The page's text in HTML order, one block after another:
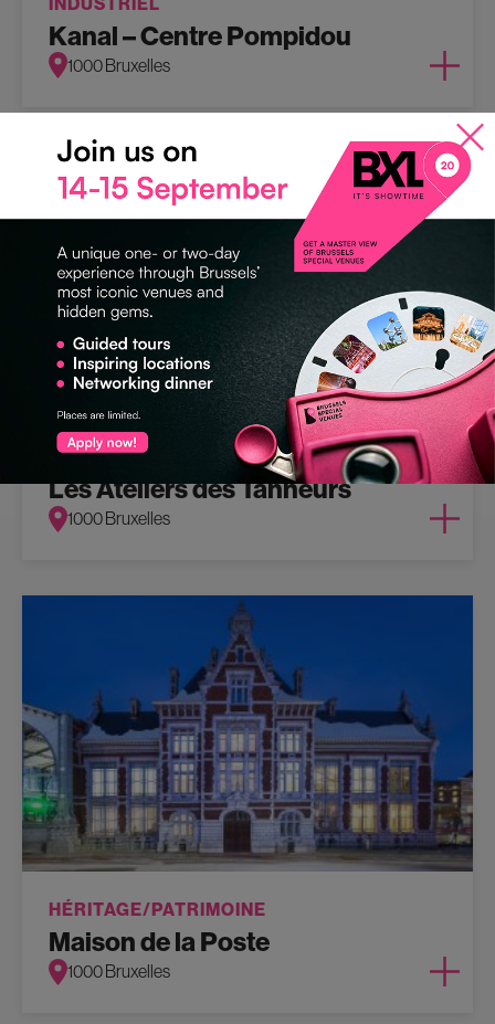
Kanal – Centre Pompidou
1000 Bruxelles
ART-NOUVEAU
Les Ateliers des Tanneurs
1000 Bruxelles
HÉRITAGE/PATRIMOINE
Maison de la Poste
1000 Bruxelles